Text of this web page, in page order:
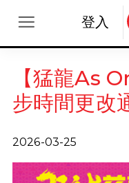
登入
【猛龍As
步時間更改
2026-03-25